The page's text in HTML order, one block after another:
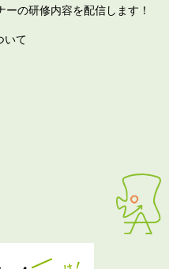
の研修内容を配信します！
いて